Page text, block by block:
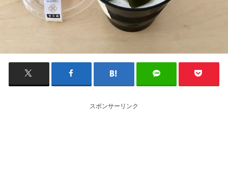
スポンサーリンク